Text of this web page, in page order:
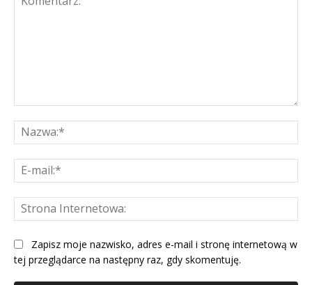
Zapisz moje nazwisko, adres e-mail i stronę internetową w
tej przeglądarce na następny raz, gdy skomentuję.